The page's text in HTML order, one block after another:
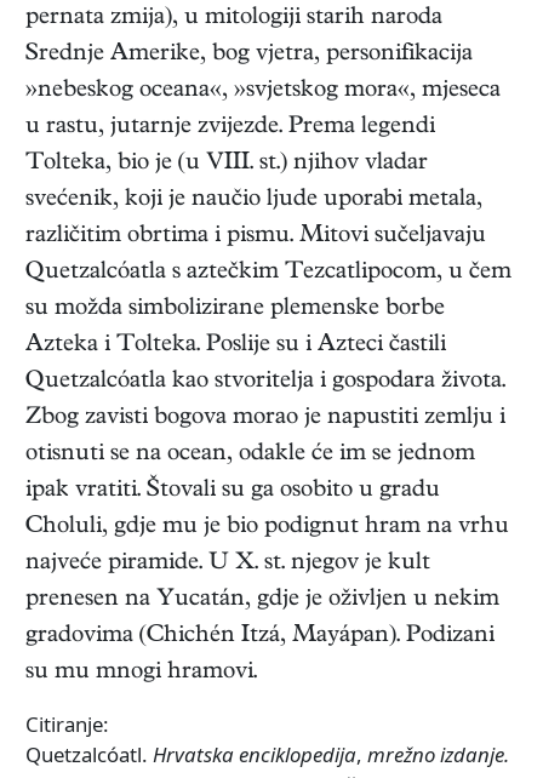
pernata zmija), u mitologiji starih naroda
Srednje Amerike, bog vjetra, personifikacija
»nebeskog oceana«, »svjetskog mora«, mjeseca
u rastu, jutarnje zvijezde. Prema legendi
Tolteka, bio je (u VIII. st.) njihov vladar
svećenik, koji je naučio ljude uporabi metala,
različitim obrtima i pismu. Mitovi sučeljavaju
Quetzalcóatla s aztečkim Tezcatlipocom, u čem
su možda simbolizirane plemenske borbe
Azteka i Tolteka. Poslije su i Azteci častili
Quetzalcóatla kao stvoritelja i gospodara života.
Zbog zavisti bogova morao je napustiti zemlju i
otisnuti se na ocean, odakle će im se jednom
ipak vratiti. Štovali su ga osobito u gradu
Choluli, gdje mu je bio podignut hram na vrhu
najveće piramide. U X. st. njegov je kult
prenesen na Yucatán, gdje je oživljen u nekim
gradovima (Chichén Itzá, Mayápan). Podizani
su mu mnogi hramovi.
Citiranje:
Quetzalcóatl. Hrvatska enciklopedija, mrežno izdanje.